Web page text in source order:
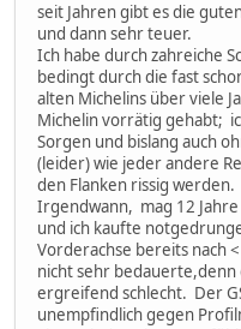
seit Jahren gibt es die
und dann sehr teuer.
Ich habe durch zahreiche
bedingt durch die fast
alten Michelins über viele
Michelin vorrätig gehabt;
Sorgen und bislang auch
(leider) wie jeder andere
den Flanken rissig werden.
Irgendwann, mag 12
und ich kaufte
Vorderachse bereits nach
nicht sehr bedauerte,denn
ergreifend schlecht. Der
unempfindlich gegen